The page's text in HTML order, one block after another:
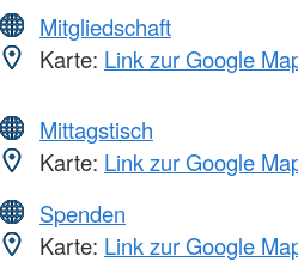
Mitgliedschaft
Karte: Link zur Google
Mittagstisch
Karte: Link zur Google
Spenden
Karte: Link zur Google